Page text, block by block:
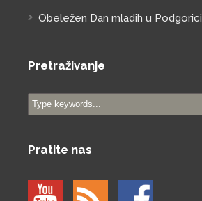
Obeležen Dan mladih u Podgorici
Pretraživanje
Pratite nas